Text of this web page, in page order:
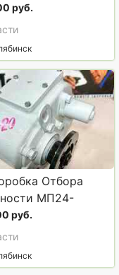
01 а/м КАМАЗ.
руб.
Отбора
МП24-
20 на КАМАЗ.
руб.